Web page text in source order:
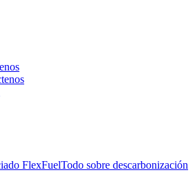
FlexFuelTodo sobre descarbonización